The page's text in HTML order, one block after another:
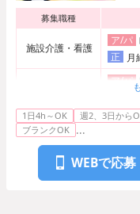
募集職種
施設介護・看護
ア/パ
正
月
ア/パ
医療・介護・福祉
その他
正 月
1日4h～OK 週2、3日から
ブランクOK ...
WEBで応募